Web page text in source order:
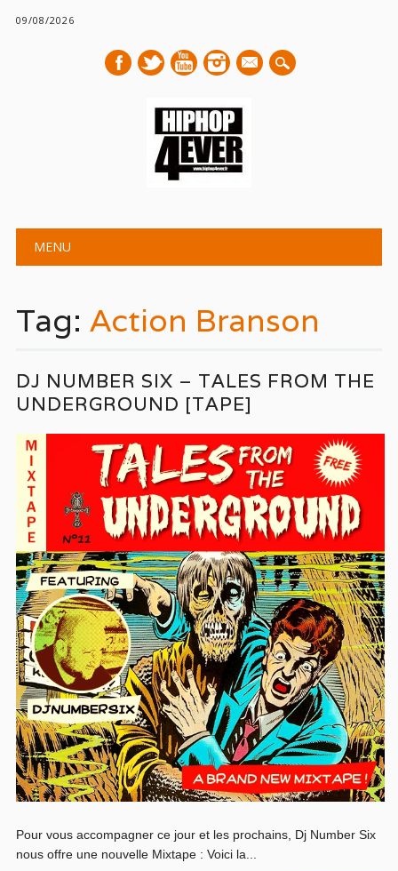
09/08/2026
mail
Main menu
MENU
Tag: Action Branson
DJ NUMBER SIX – TALES FROM THE
UNDERGROUND [TAPE]
Pour vous accompagner ce jour et les prochains, Dj Number Six
nous offre une nouvelle Mixtape : Voici la...